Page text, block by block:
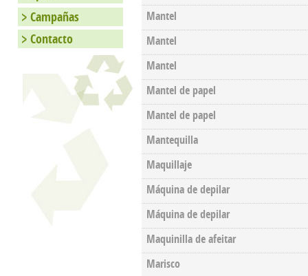
Mantel
Mantel
Mantel
Mantel de papel
Mantel de papel
Mantequilla
Maquillaje
Máquina de depilar
Máquina de depilar
Maquinilla de afeitar
Marisco
Campañas
Contacto